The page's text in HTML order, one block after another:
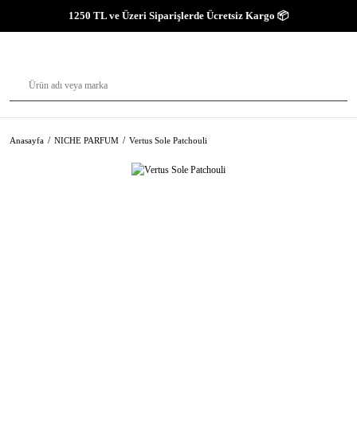
1250 TL ve Üzeri Siparişlerde Ücretsiz Kargo 📦
Anasayfa NICHE PARFUM Vertus Sole Patchouli